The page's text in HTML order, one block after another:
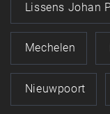
Lissens Johan
Mechelen
Nieuwpoort